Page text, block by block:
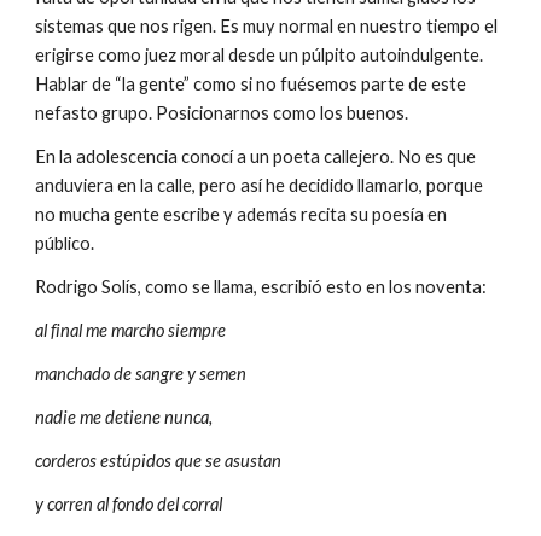
sistemas que nos rigen. Es muy normal en nuestro tiempo el
erigirse como juez moral desde un púlpito autoindulgente.
Hablar de “la gente” como si no fuésemos parte de este
nefasto grupo. Posicionarnos como los buenos.
En la adolescencia conocí a un poeta callejero. No es que
anduviera en la calle, pero así he decidido llamarlo, porque
no mucha gente escribe y además recita su poesía en
público.
Rodrigo Solís, como se llama, escribió esto en los noventa:
al final me marcho siempre
manchado de sangre y semen
nadie me detiene nunca,
corderos estúpidos que se asustan
y corren al fondo del corral